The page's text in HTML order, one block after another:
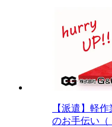
【派遣】軽
のお手伝い（